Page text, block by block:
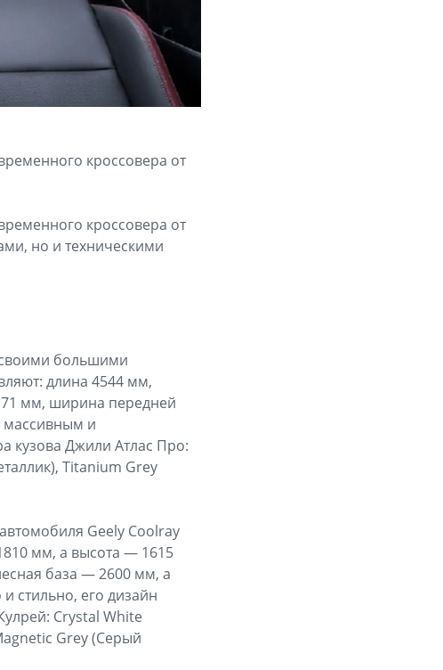
кроссовера от
кроссовера от
но и техническими
большими
длина 4544 мм,
мм, ширина передней
массивным и
кузова Джили Атлас Про:
Titanium Grey
Geely Coolray
мм, а высота — 1615
база — 2600 мм, а
стильно, его дизайн
Crystal White
Grey (Серый